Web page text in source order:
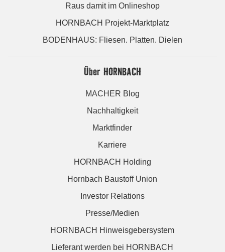
Raus damit im Onlineshop
HORNBACH Projekt-Marktplatz
BODENHAUS: Fliesen. Platten. Dielen
Über HORNBACH
MACHER Blog
Nachhaltigkeit
Marktfinder
Karriere
HORNBACH Holding
Hornbach Baustoff Union
Investor Relations
Presse/Medien
HORNBACH Hinweisgebersystem
Lieferant werden bei HORNBACH